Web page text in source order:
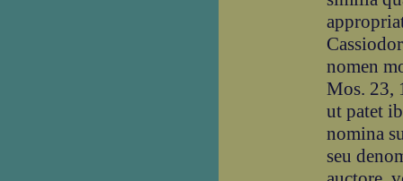
nomen
Mos. 23,
ut patet
nomina
seu